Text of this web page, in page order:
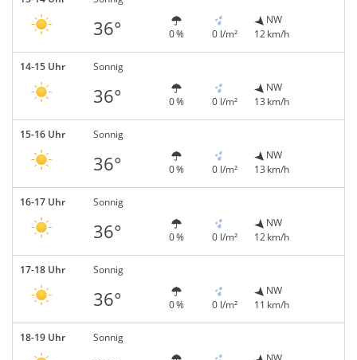
36° 0 % 0 l/m²
NW
12 km/h
14-15 Uhr Sonnig
36° 0 % 0 l/m²
NW
13 km/h
15-16 Uhr Sonnig
36° 0 % 0 l/m²
NW
13 km/h
16-17 Uhr Sonnig
36° 0 % 0 l/m²
NW
12 km/h
17-18 Uhr Sonnig
36° 0 % 0 l/m²
NW
11 km/h
18-19 Uhr Sonnig